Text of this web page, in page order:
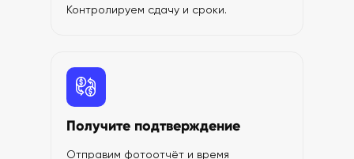
Контролируем сдачу и сроки.
Получите подтверждение
Отправим фотоотчёт и время